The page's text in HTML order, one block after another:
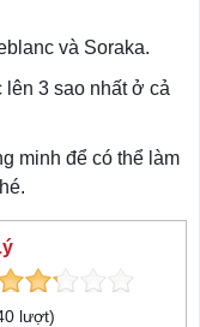
và Soraka.
lên 3 sao nhất ở cả
minh để có thể làm
lượt)